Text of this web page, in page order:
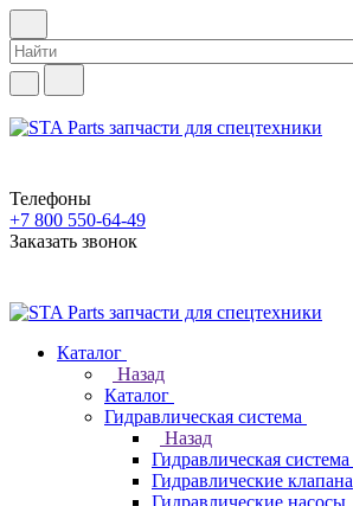
Телефоны
+7 800 550-64-49
Заказать звонок
Каталог
Назад
Каталог
Гидравлическая система
Назад
Гидравлическая система
Гидравлические клапана
Гидравлические насосы